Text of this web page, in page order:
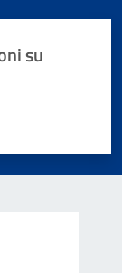
su